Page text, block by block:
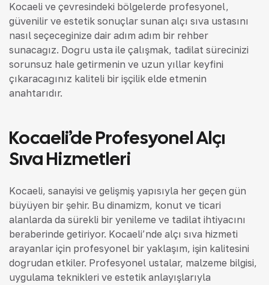
Kocaeli ve çevresindeki bölgelerde profesyonel,
güvenilir ve estetik sonuçlar sunan alçı sıva ustasını
nasıl seçeceğinize dair adım adım bir rehber
sunacağız. Doğru usta ile çalışmak, tadilat sürecinizi
sorunsuz hale getirmenin ve uzun yıllar keyfini
çıkaracağınız kaliteli bir işçilik elde etmenin
anahtarıdır.
Kocaeli’de Profesyonel Alçı
Sıva Hizmetleri
Kocaeli, sanayisi ve gelişmiş yapısıyla her geçen gün
büyüyen bir şehir. Bu dinamizm, konut ve ticari
alanlarda da sürekli bir yenileme ve tadilat ihtiyacını
beraberinde getiriyor. Kocaeli’nde alçı sıva hizmeti
arayanlar için profesyonel bir yaklaşım, işin kalitesini
doğrudan etkiler. Profesyonel ustalar, malzeme bilgisi,
uygulama teknikleri ve estetik anlayışlarıyla